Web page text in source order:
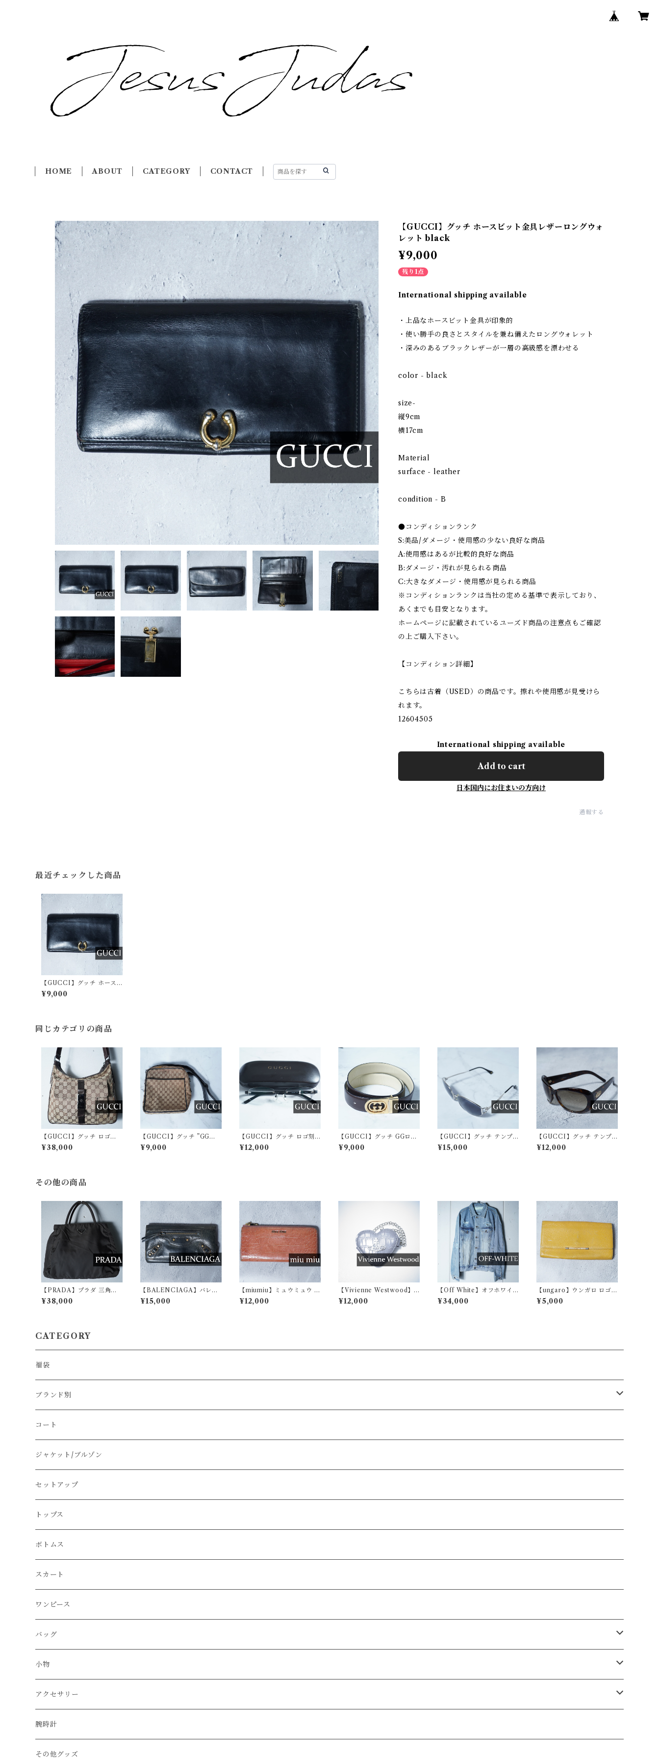
HOME ABOUT CATEGORY CONTACT
【GUCCI】グッチ ホースビット金具レザーロングウォ
レット black
¥9,000
残り1点
International shipping available
・上品なホースビット金具が印象的
・使い勝手の良さとスタイルを兼ね備えたロングウォレット
・深みのあるブラックレザーが一層の高級感を漂わせる
color - black
size-
縦9cm
横17cm
Material
surface - leather
condition - B
●コンディションランク
S:美品/ダメージ・使用感の少ない良好な商品
A:使用感はあるが比較的良好な商品
B:ダメージ・汚れが見られる商品
C:大きなダメージ・使用感が見られる商品
※コンディションランクは当社の定める基準で表示しており、
あくまでも目安となります。
ホームページに記載されているユーズド商品の注意点もご確認
の上ご購入下さい。
【コンディション詳細】
こちらは古着（USED）の商品です。擦れや使用感が見受けら
れます。
12604505
International shipping available
Add to cart
日本国内にお住まいの方向け
通報する
最近チェックした商品
【GUCCI】グッチ ホース
ビット金具レザーロングウ
ォレット black
¥9,000
同じカテゴリの商品
【GUCCI】グッチ ロゴ
入・GG柄キャンバス・レザ
ーショルダーバッグ beige
¥38,000
【GUCCI】グッチ ”GG
柄”レザー切り替スクエアシ
ョルダーバッグ brown & bl
¥9,000
【GUCCI】グッチ ロゴ刻
印セルフレーム スリムリム
レスサングラス black
¥12,000
【GUCCI】グッチ GGロゴ
ゴールドバックルレザーベ
ルト brown
¥9,000
【GUCCI】グッチ テンプ
ルロゴオーバルサングラス s
ilver&black
¥15,000
【GUCCI】グッチ テンプ
ルロゴ鼈甲柄サングラス 箱
付 brown
¥12,000
その他の商品
【PRADA】プラダ 三角プ
レートロゴナイロンハンド
バッグ khaki
¥38,000
【BALENCIAGA】バレン
シアガ クラシックコンチネ
ンタルレザーロングウォレ
¥15,000
【miumiu】ミュウミュウ ロ
ゴ入りクロコ調レザーロン
グウォレット pink
¥12,000
【Vivienne Westwood】
ヴィヴィアンウエストウッ
ド オーブモチーフ クロコ調
¥12,000
【Off White】オフホワイ
ト ”ヴァジール期”ダメージ
加工デニムジャケット blu
¥34,000
【ungaro】ウンガロ ロゴ入
レザーロングウォレット yel
low
¥5,000
CATEGORY
福袋
ブランド別
その他のブランド
Christian Dior
PRADA
GUCCI
Yves Saint Laurent
Martin Margiela
JIL SANDER
BURBERRY
CELINE
BALENCIAGA
FENDI
LOUIS VUITTON
コート
ジャケット/ブルゾン
セットアップ
トップス
ボトムス
スカート
ワンピース
バッグ
ショルダーバッグ
ハンド/トートバッグ
リュック
その他のバッグ
小物
帽子
ベルト
財布
アクセサリー
ネックレス
ブレスレット
腕時計
その他グッズ